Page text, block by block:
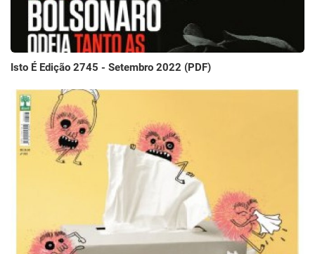
Isto É Edição 2745 - Setembro 2022 (PDF)